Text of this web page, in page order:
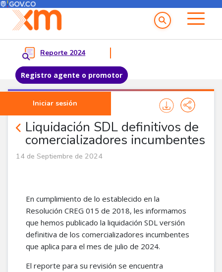
Pasar al contenido principal
Menú del Usuario
Reporte 2024
Registro agente o promotor
Iniciar sesión
Menu principal
Liquidación SDL definitivos de
comercializadores incumbentes
Noticias Agentes
14 de Septiembre de 2024
En cumplimiento de lo establecido en la
Resolución CREG 015 de 2018, les informamos
que hemos publicado la liquidación SDL versión
definitiva de los comercializadores incumbentes
que aplica para el mes de julio de 2024.
El reporte para su revisión se encuentra